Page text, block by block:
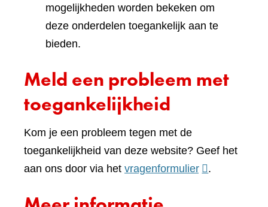
mogelijkheden worden bekeken om
deze onderdelen toegankelijk aan te
bieden.
Meld een probleem met
toegankelijkheid
Kom je een probleem tegen met de
toegankelijkheid van deze website? Geef het
aan ons door via het vragenformulier(verwijst
.